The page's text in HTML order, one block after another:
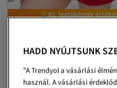
#2. legtöbbször
pizsamakészlet
(1446)
Ingyenes szállítás
-32% 7 882 Ft 11 614
HADD NYÚJTSUNK
"A Trendyol a vásárlási
használ. A vásárlási